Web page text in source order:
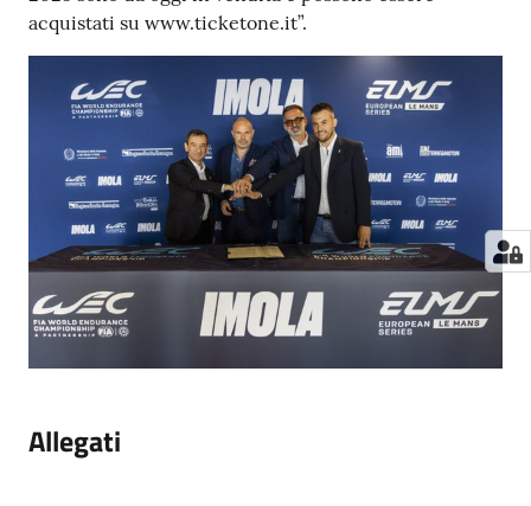
acquistati su www.ticketone.it”.
Allegati